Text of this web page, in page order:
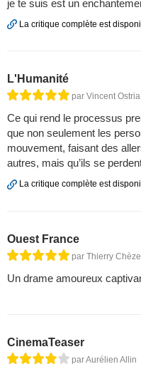
je te suis est un
La critique complète est
L'Humanité
par Vincent Ostria
Ce qui rend le processus
que non seulement les
mouvement, faisant des
autres, mais qu’ils se
La critique complète est
Ouest France
par Thierry Chèze
Un drame amoureux
CinemaTeaser
par Aurélien Allin